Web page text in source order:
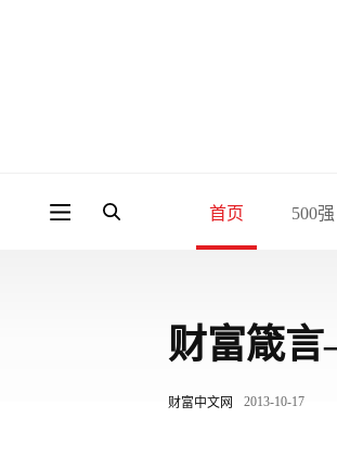
首页 500强
财富箴
财富中文网 2013-10-17